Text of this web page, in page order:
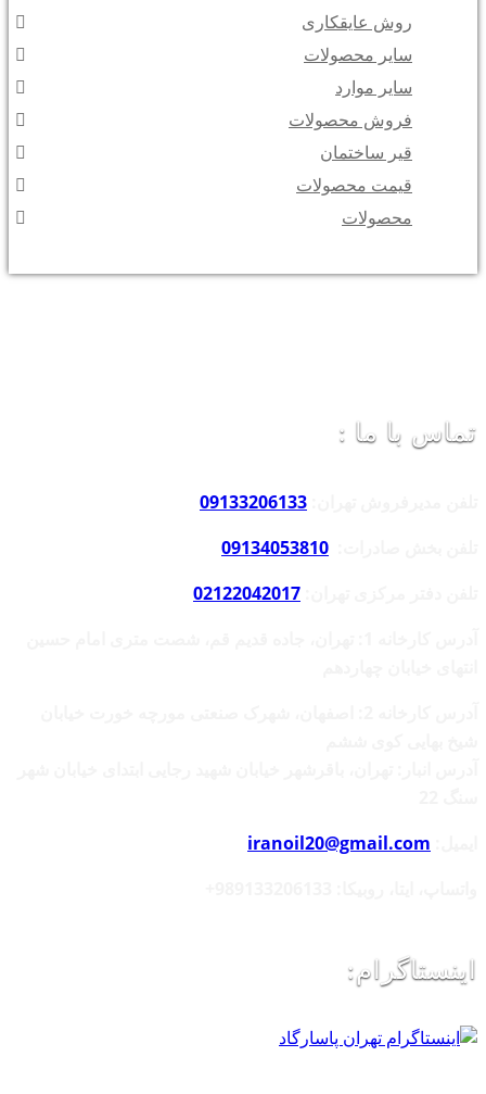
روش عایقکاری
سایر محصولات
سایر موارد
فروش محصولات
قیر ساختمان
قیمت محصولات
محصولات
تماس با ما :
09133206133
09134053810
02122042017
iranoil20@gmail.com
اینستاگرام: